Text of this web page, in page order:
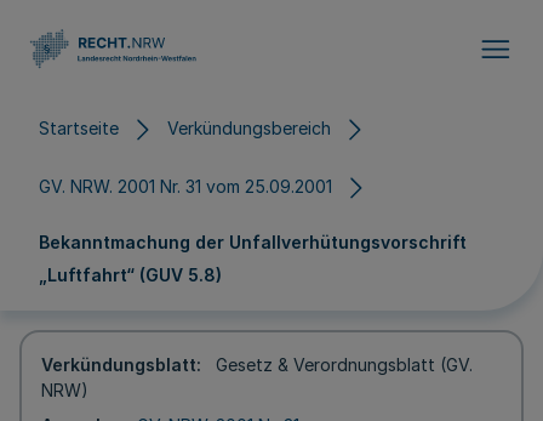
Startseite Verkündungsbereich
GV. NRW. 2001 Nr. 31 vom 25.09.2001
Bekanntmachung der Unfallverhütungsvorschrift
„Luftfahrt“ (GUV 5.8)
Verkündungsblatt
Gesetz & Verordnungsblatt (GV.
NRW)